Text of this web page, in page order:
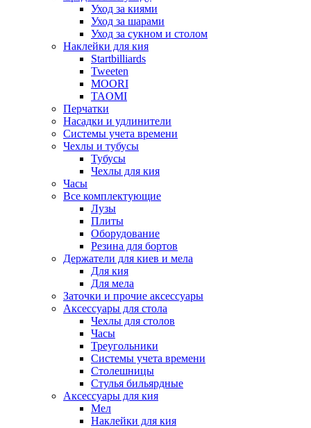
Уход за киями
Уход за шарами
Уход за сукном и столом
Наклейки для кия
Startbilliards
Tweeten
MOORI
TAOMI
Перчатки
Насадки и удлинители
Системы учета времени
Чехлы и тубусы
Тубусы
Чехлы для кия
Часы
Все комплектующие
Лузы
Плиты
Оборудование
Резина для бортов
Держатели для киев и мела
Для кия
Для мела
Заточки и прочие аксессуары
Аксессуары для стола
Чехлы для столов
Часы
Треугольники
Системы учета времени
Столешницы
Стулья бильярдные
Аксессуары для кия
Мел
Наклейки для кия